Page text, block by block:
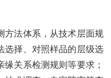
方法体系，从技术层面规
选择、对照样品的层级选
关系检测规则等要求；